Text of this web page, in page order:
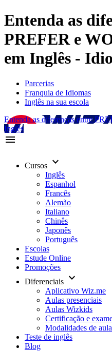
Entenda as
PREFER e
em Inglês -
Parcerias
Franquia de Idiomas
Inglês na sua escola
Entenda as diferenças entre
Inglês
menu
Cursos keyboard_arrow_down
Inglês
Espanhol
Francês
Alemão
Italiano
Chinês
Japonês
Português
Escolas
Estude Online
Promoções
Diferenciais keyboard_arrow_down
Aplicativo Wiz.me
Aulas presenciais
Aulas Wizkids
Certificação e
Modalidades de aula
Teste de inglês
Blog